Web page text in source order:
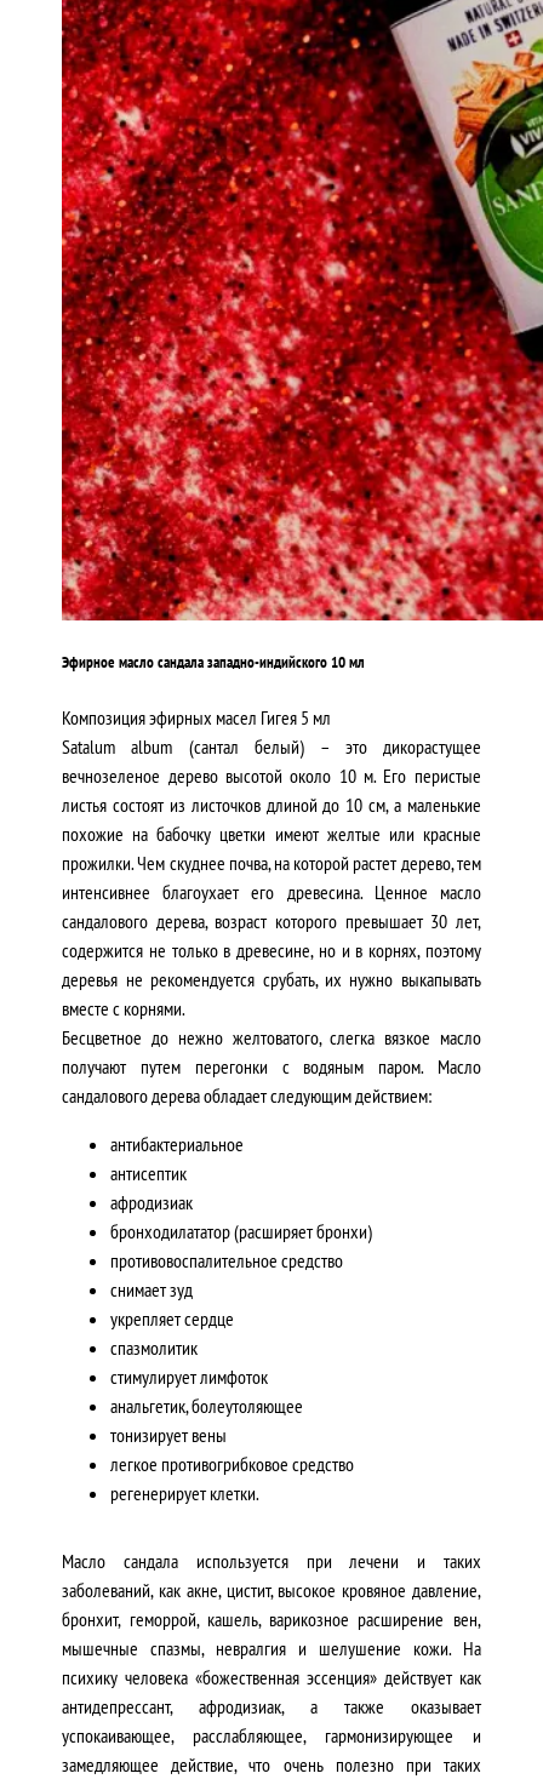
Эфирное масло сандала западно-индийского 10 мл
Композиция эфирных масел Гигея 5 мл
Satalum album (сантал белый) – это дикорастущее
вечнозеленое дерево высотой около 10 м. Его перистые
листья состоят из листочков длиной до 10 см, а маленькие
похожие на бабочку цветки имеют желтые или красные
прожилки. Чем скуднее почва, на которой растет дерево, тем
интенсивнее благоухает его древесина. Ценное масло
сандалового дерева, возраст которого превышает 30 лет,
содержится не только в древесине, но и в корнях, поэтому
деревья не рекомендуется срубать, их нужно выкапывать
вместе с корнями.
Бесцветное до нежно желтоватого, слегка вязкое масло
получают путем перегонки с водяным паром. Масло
сандалового дерева обладает следующим действием:
антибактериальное
антисептик
афродизиак
бронходилататор (расширяет бронхи)
противовоспалительное средство
снимает зуд
укрепляет сердце
спазмолитик
стимулирует лимфоток
анальгетик, болеутоляющее
тонизирует вены
легкое противогрибковое средство
регенерирует клетки.
Масло сандала используется при лечени и таких
заболеваний, как акне, цистит, высокое кровяное давление,
бронхит, геморрой, кашель, варикозное расширение вен,
мышечные спазмы, невралгия и шелушение кожи. На
психику человека «божественная эссенция» действует как
антидепрессант, афродизиак, а также оказывает
успокаивающее, расслабляющее, гармонизирующее и
замедляющее действие, что очень полезно при таких